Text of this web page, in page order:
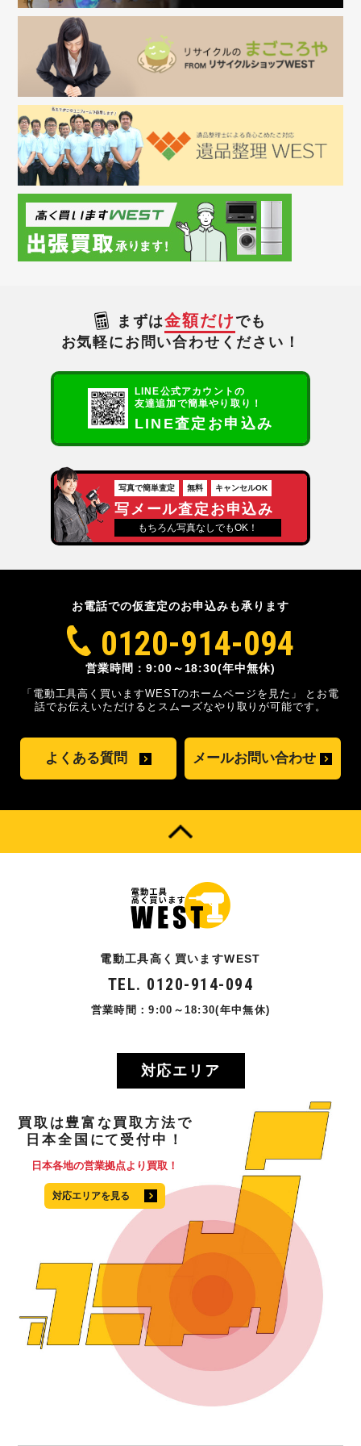
まずは金額だけ でも
お気軽にお問い合わせください！
LINE公式アカウントの
友達追加で簡単やり取り！
LINE査定お申込み
写真で簡単査定 無料 キャンセルOK
写メール査定お申込み
もちろん写真なしでもOK！
お電話での仮査定のお申込みも承ります
0120-914-094
営業時間：9:00～18:30(年中無休)
「電動工具高く買いますWESTのホームページを見た」
とお電
話でお伝えいただけるとスムーズなやり取りが可能です。
よくある質問 メールお問い合わせ
電動工具高く買いますWEST
TEL. 0120-914-094
営業時間：9:00～18:30(年中無休)
対応エリア
買取 は 豊富な買取方法で
日本全国 にて 受付中！
日本各地の営業拠点より買取！
対応エリアを見る